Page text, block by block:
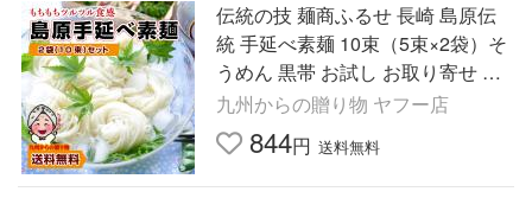
伝統の技 麺商ふるせ 長崎 島原伝
統 手延べ素麺 10束（5束×2袋）そ
うめん 黒帯 お試し お取り寄せ 送
料無料 グルメ 乾麺 ポイント利用
麺類 爆買 ポイント消化
九州からの贈り物 ヤフー店
844円 送料無料